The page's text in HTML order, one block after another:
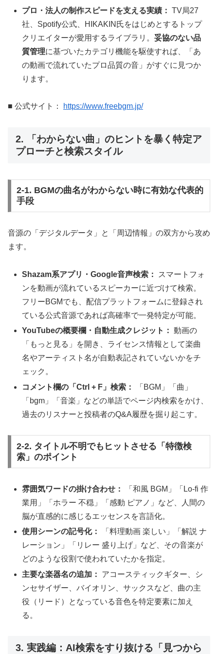
プロ・法人の制作スピードを支える実績： TV局27
社、Spotify公式、HIKAKIN氏をはじめとするトップ
クリエイターが愛用するライブラリ。妥協のない品
質管理に基づいたカテゴリ機能を駆使すれば、「あ
の動画で流れていたプロ品質の音」がすぐに見つか
ります。
■ 公式サイト： https://www.freebgm.jp/
2. 「わからない曲」のヒントを暴く特定ア
プローチと検索スタイル
2-1. BGMの曲名がわからない時に有効な代表的
手段
音源の「デジタルデータ」と「周辺情報」の双方から攻め
ます。
Shazam系アプリ・Google音声検索：
スマートフォ
ンを動画が流れているスピーカーに近づけて検索。
フリーBGMでも、配信プラットフォームに登録され
ている公式音源であれば高確率で一発特定が可能。
YouTubeの概要欄・自動生成クレジット： 動画の
「もっと見る」を開き、ライセンス情報として楽曲
名やアーティスト名が自動表記されていないかをチ
ェック。
コメント欄の「Ctrl + F」検索：
「BGM」「曲」
「bgm」「音楽」などの単語でページ内検索をかけ、
過去のリスナーと投稿者のQ&A履歴を掘り起こす。
2-2. タイトル不明でもヒットさせる「特徴検
索」のポイント
雰囲気ワードの掛け合わせ：
「和風 BGM」「Lo-fi 作
業用」「ホラー 不穏」「感動 ピアノ」など、人間の
脳が直感的に感じるエッセンスを言語化。
使用シーンの記号化：
「料理動画 楽しい」「解説 ナ
レーション」「リレー 盛り上げ」など、その音楽が
どのような役割で使われていたかを指定。
主要な楽器名の追加：
アコースティックギター、シ
ンセサイザー、バイオリン、サックスなど、曲の主
役（リード）となっている音色を特定要素に加え
る。
3. 実践編：AI検索をすり抜ける「見つから